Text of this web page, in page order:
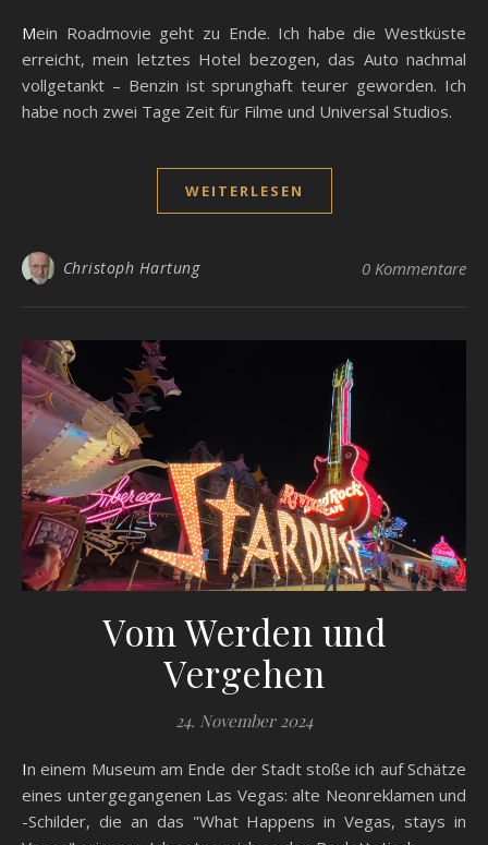
Mein Roadmovie geht zu Ende. Ich habe die Westküste
erreicht, mein letztes Hotel bezogen, das Auto nachmal
vollgetankt – Benzin ist sprunghaft teurer geworden. Ich
habe noch zwei Tage Zeit für Filme und Universal Studios.
WEITERLESEN
Christoph Hartung 0 Kommentare
Vom Werden und
Vergehen
24. November 2024
In einem Museum am Ende der Stadt stoße ich auf Schätze
eines untergegangenen Las Vegas: alte Neonreklamen und
-Schilder, die an das "What Happens in Vegas, stays in